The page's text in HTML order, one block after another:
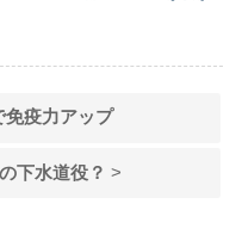
免疫力アップ
下水道役？ >